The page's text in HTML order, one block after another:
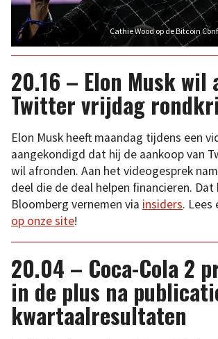
Cathie Wood op de Bitcoin
20.16 – Elon Musk wil
Twitter vrijdag
Elon Musk heeft maandag tijdens een
aangekondigd dat hij de aankoop van
wil afronden. Aan het videogesprek
deel die de deal helpen financieren. Dat
Bloomberg vernemen via insiders. Lees
op onze site!
20.04 – Coca-Cola 2
in de plus na
kwartaalresultaten